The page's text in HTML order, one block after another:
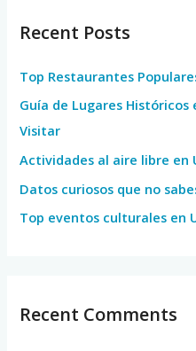
c
f
o
r
:
Recent Posts
Top Restaurantes
Guía de Lugares Históricos
Visitar
Actividades al aire libre en
Datos curiosos que no
Top eventos culturales en
Recent Comments